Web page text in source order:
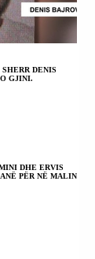
DENIS
GJINI.
DHE ERVIS
PËR NË MALIN